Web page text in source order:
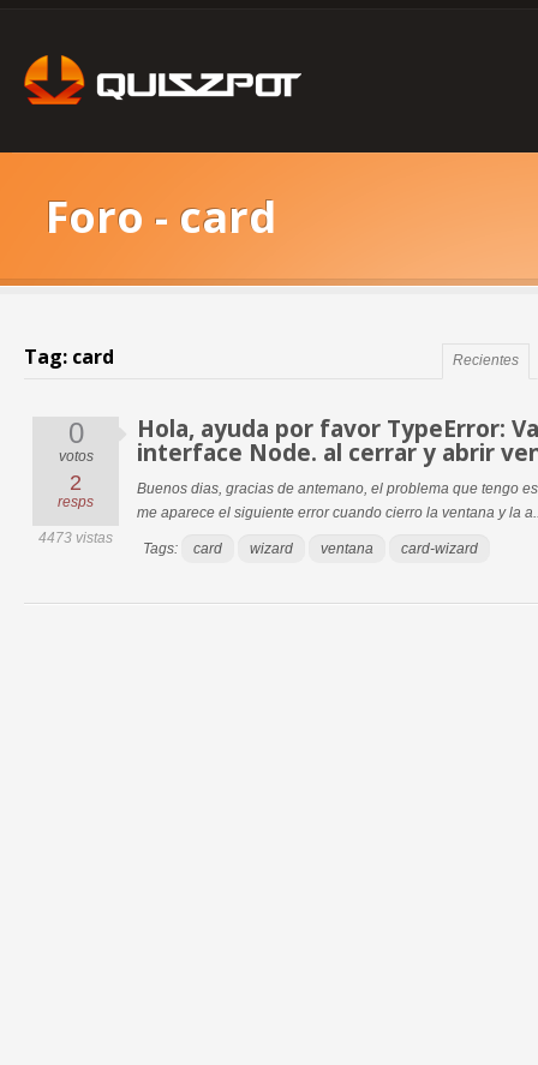
Foro - card
Tag: card Recientes
0
votos
2
resps
4473 vistas
Hola, ayuda por favor TypeError:
interface Node. al cerrar y abrir
Buenos dias, gracias de antemano, el problema que tengo
me aparece el siguiente error cuando cierro la ventana y la
Tags: card wizard ventana card-wizard